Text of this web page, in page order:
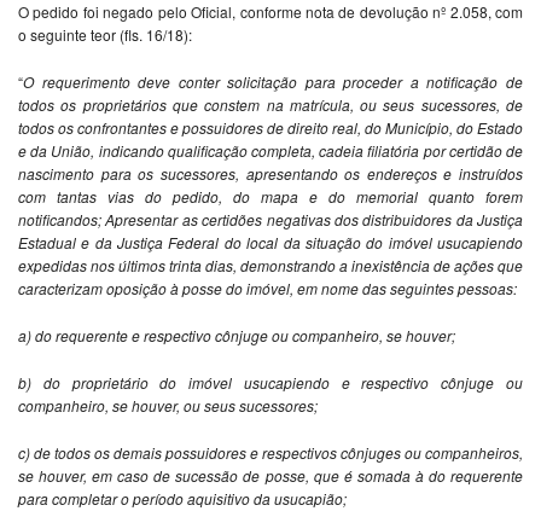
O pedido foi negado pelo Oficial, conforme nota de devolução nº 2.058, com
o seguinte teor (fls. 16/18):
“O requerimento deve conter solicitação para proceder a notificação de
todos os proprietários que constem na matrícula, ou seus sucessores, de
todos os confrontantes e possuidores de direito real, do Município, do Estado
e da União, indicando qualificação completa, cadeia filiatória por certidão de
nascimento para os sucessores, apresentando os endereços e instruídos
com tantas vias do pedido, do mapa e do memorial quanto forem
notificandos; Apresentar as certidões negativas dos distribuidores da Justiça
Estadual e da Justiça Federal do local da situação do imóvel usucapiendo
expedidas nos últimos trinta dias, demonstrando a inexistência de ações que
caracterizam oposição à posse do imóvel, em nome das seguintes pessoas:
a) do requerente e respectivo cônjuge ou companheiro, se houver;
b) do proprietário do imóvel usucapiendo e respectivo cônjuge ou
companheiro, se houver, ou seus sucessores;
c) de todos os demais possuidores e respectivos cônjuges ou companheiros,
se houver, em caso de sucessão de posse, que é somada à do requerente
para completar o período aquisitivo da usucapião;